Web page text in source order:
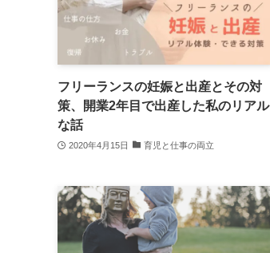
フリーランスの妊娠と出産とその対
策、開業2年目で出産した私のリアル
な話
2020年4月15日 育児と仕事の両立